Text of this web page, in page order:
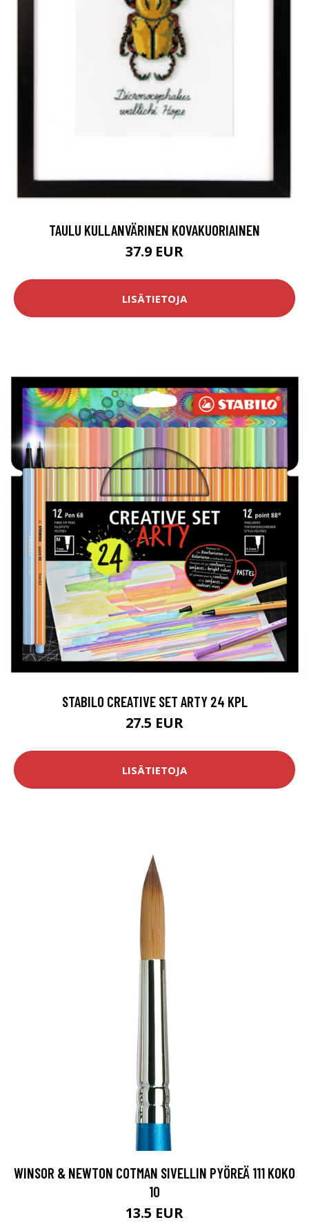
TAULU KULLANVÄRINEN KOVAKUORIAINEN
37.9 EUR
LISÄTIETOJA
STABILO CREATIVE SET ARTY 24 KPL
27.5 EUR
LISÄTIETOJA
WINSOR & NEWTON COTMAN SIVELLIN PYÖREÄ 111 KOKO
10
13.5 EUR